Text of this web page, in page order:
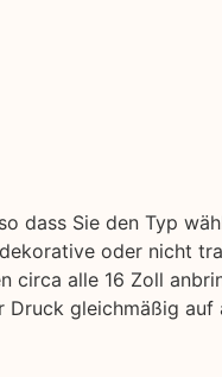
dass Sie den Typ
oder nicht
alle 16 Zoll
Druck gleichmäßig